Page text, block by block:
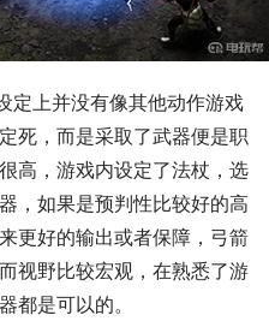
定上并没有像其他动作游戏
死，而是采取了武器便是职
高，游戏内设定了法杖，选
，如果是预判性比较好的高
更好的输出或者保障，弓箭
视野比较宏观，在熟悉了游
都是可以的。